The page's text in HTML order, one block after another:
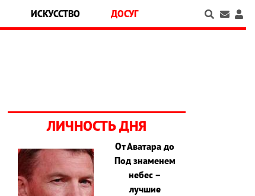
ИСКУССТВО ДОСУГ
ЛИЧНОСТЬ ДНЯ
От Аватара до
Под знаменем
небес –
лучшие